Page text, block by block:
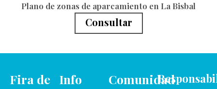
Plano de zonas de aparcamiento en La Bisbal
Consultar
Fira de
Info
Comunidad